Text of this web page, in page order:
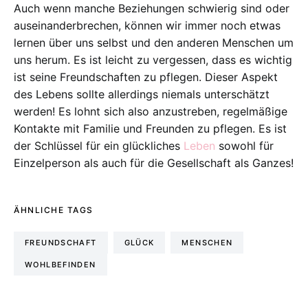
Auch wenn manche Beziehungen schwierig sind oder
auseinanderbrechen, können wir immer noch etwas
lernen über uns selbst und den anderen Menschen um
uns herum. Es ist leicht zu vergessen, dass es wichtig
ist seine Freundschaften zu pflegen. Dieser Aspekt
des Lebens sollte allerdings niemals unterschätzt
werden! Es lohnt sich also anzustreben, regelmäßige
Kontakte mit Familie und Freunden zu pflegen. Es ist
der Schlüssel für ein glückliches Leben sowohl für
Einzelperson als auch für die Gesellschaft als Ganzes!
ÄHNLICHE TAGS
FREUNDSCHAFT GLÜCK MENSCHEN
WOHLBEFINDEN